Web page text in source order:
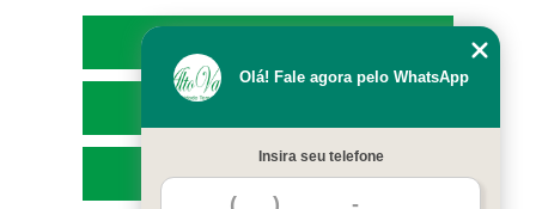
SERVIÇOS
Olá! Fale agora pelo WhatsApp
Insira seu telefone